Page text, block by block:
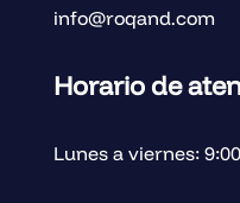
info@roqand.com
Horario de
Lunes a viernes: